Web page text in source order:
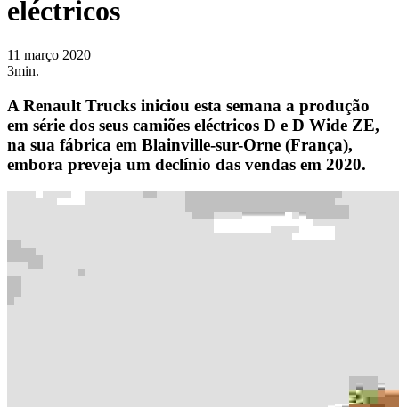
eléctricos
11 março 2020
3min.
A Renault Trucks iniciou esta semana a produção
em série dos seus camiões eléctricos D e D Wide ZE,
na sua fábrica em Blainville-sur-Orne (França),
embora preveja um declínio das vendas em 2020.